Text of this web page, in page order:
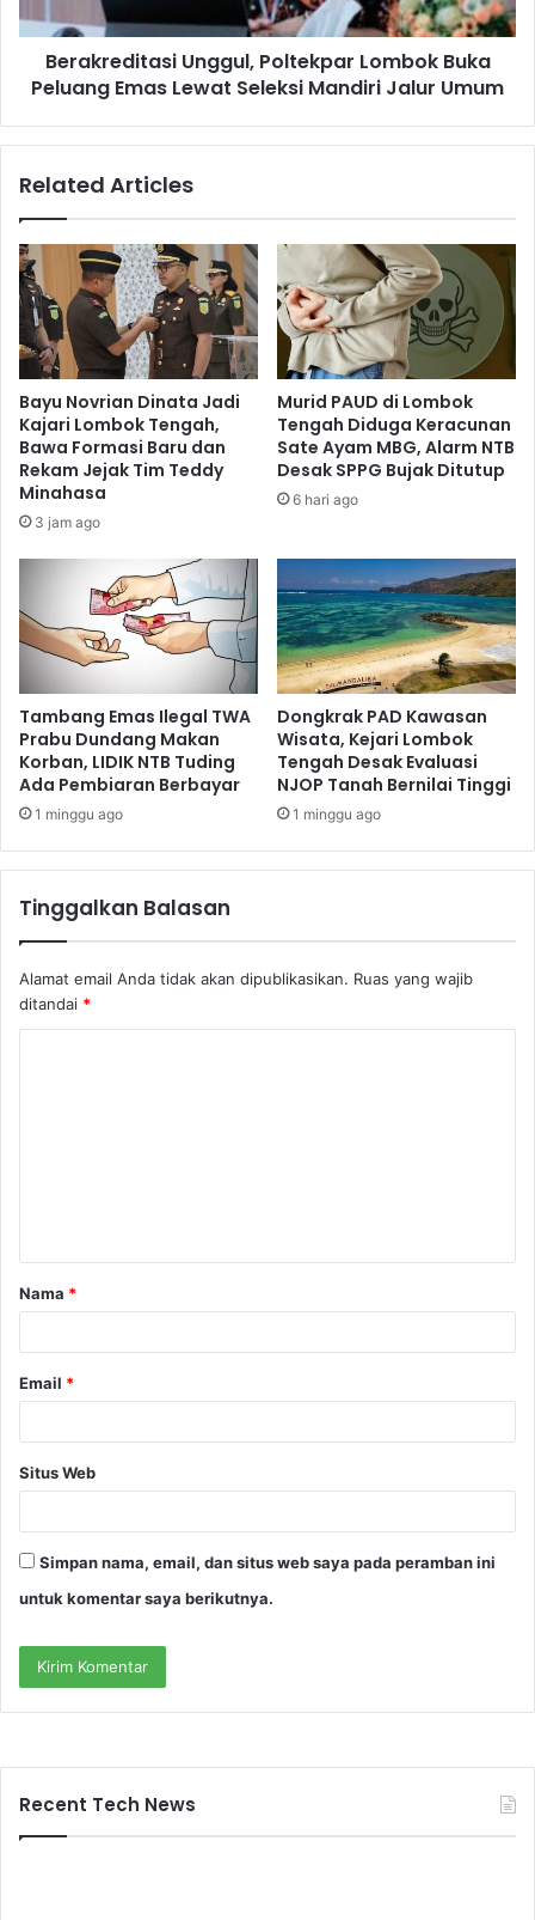
​Berakreditasi Unggul, Poltekpar Lombok Buka
Peluang Emas Lewat Seleksi Mandiri Jalur Umum
Related Articles
Bayu Novrian Dinata Jadi
Kajari Lombok Tengah,
Bawa Formasi Baru dan
Rekam Jejak Tim Teddy
Minahasa
3 jam ago
Murid PAUD di Lombok
Tengah Diduga Keracunan
Sate Ayam MBG, Alarm NTB
Desak SPPG Bujak Ditutup
6 hari ago
Tambang Emas Ilegal TWA
Prabu Dundang Makan
Korban, LIDIK NTB Tuding
Ada Pembiaran Berbayar
1 minggu ago
Dongkrak PAD Kawasan
Wisata, Kejari Lombok
Tengah Desak Evaluasi
NJOP Tanah Bernilai Tinggi
1 minggu ago
Tinggalkan Balasan
Alamat email Anda tidak akan dipublikasikan. Ruas yang wajib
ditandai *
a
r
Nama *
Email *
Situs Web
Simpan nama, email, dan situs web saya pada peramban ini
untuk komentar saya berikutnya.
Recent Tech News